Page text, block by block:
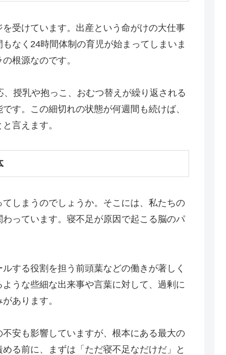
受けています。出産という命がけの大仕事
なく24時間体制の育児が始まってしまいま
根源なのです。
授乳や抱っこ、おむつ替えが繰り返される
す。この細切れの状態が何週間も続けば、
言えます。
しまうのでしょうか。そこには、私たちの
っています。寝不足が原因で起こる脳のパ
する役割を担う前頭葉などの働きが著しく
うな些細な出来事や言葉に対して、過剰に
あります。
安も影響していますが、根本にある最大の
る前に、まずは「ただ寝不足なだけだ」と